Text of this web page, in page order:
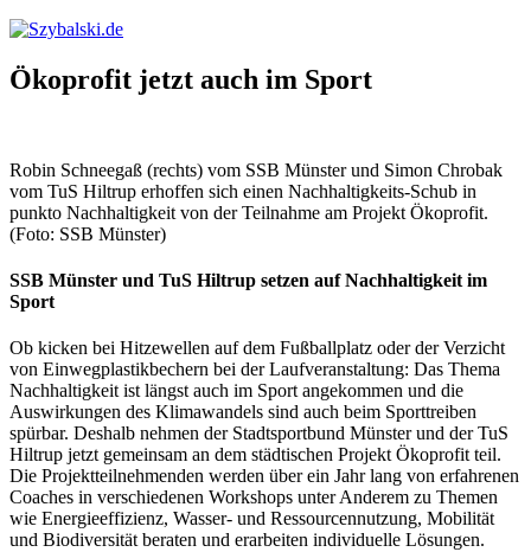
Ökoprofit jetzt auch im Sport
Robin Schneegaß (rechts) vom SSB Münster und Simon Chrobak
vom TuS Hiltrup erhoffen sich einen Nachhaltigkeits-Schub in
punkto Nachhaltigkeit von der Teilnahme am Projekt Ökoprofit.
(Foto: SSB Münster)
SSB Münster und TuS Hiltrup setzen auf Nachhaltigkeit im
Sport
Ob kicken bei Hitzewellen auf dem Fußballplatz oder der Verzicht
von Einwegplastikbechern bei der Laufveranstaltung: Das Thema
Nachhaltigkeit ist längst auch im Sport angekommen und die
Auswirkungen des Klimawandels sind auch beim Sporttreiben
spürbar. Deshalb nehmen der Stadtsportbund Münster und der TuS
Hiltrup jetzt gemeinsam an dem städtischen Projekt Ökoprofit teil.
Die Projektteilnehmenden werden über ein Jahr lang von erfahrenen
Coaches in verschiedenen Workshops unter Anderem zu Themen
wie Energieeffizienz, Wasser- und Ressourcennutzung, Mobilität
und Biodiversität beraten und erarbeiten individuelle Lösungen.